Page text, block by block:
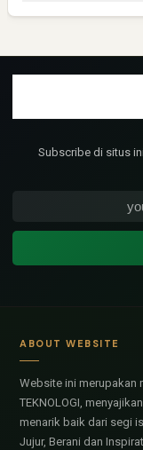
Subscribe di situs
ABOUT WEBSITE
Website ini merupakan
TEKNOLOGI,
menarik baik dari segi
Jujur, Berani dan